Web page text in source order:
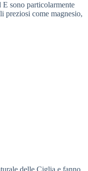
sono particolarmente
preziosi come magnesio,